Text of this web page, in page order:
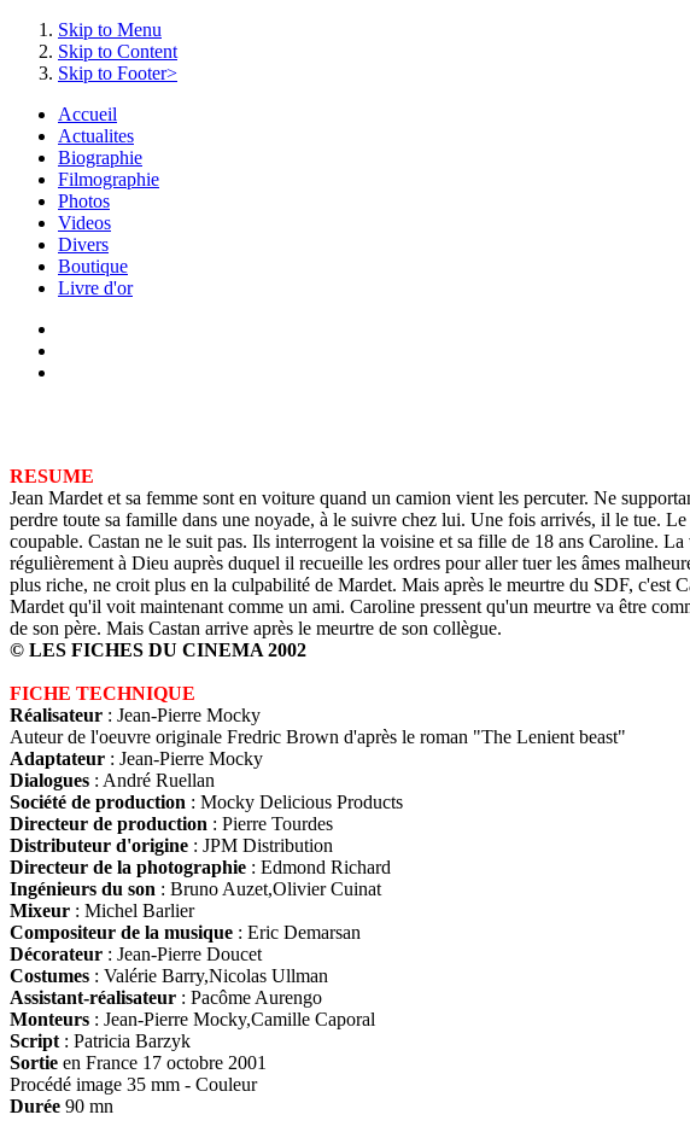
Skip to Menu
Skip to Content
Skip to Footer>
Accueil
Actualites
Biographie
Filmographie
Photos
Videos
Divers
Boutique
Livre d'or
RESUME
Jean Mardet et sa femme sont en voiture quand un camion vient les percuter. Ne
perdre toute sa famille dans une noyade, à le suivre chez lui. Une fois arrivés, il le tue.
coupable. Castan ne le suit pas. Ils interrogent la voisine et sa fille de 18 ans Caroline.
régulièrement à Dieu auprès duquel il recueille les ordres pour aller tuer les âmes
plus riche, ne croit plus en la culpabilité de Mardet. Mais après le meurtre du SDF, c'est
Mardet qu'il voit maintenant comme un ami. Caroline pressent qu'un meurtre va être
de son père. Mais Castan arrive après le meurtre de son collègue.
© LES FICHES DU CINEMA 2002
FICHE TECHNIQUE
Réalisateur : Jean-Pierre Mocky
Auteur de l'oeuvre originale Fredric Brown d'après le roman "The Lenient beast"
Adaptateur : Jean-Pierre Mocky
Dialogues : André Ruellan
Société de production : Mocky Delicious Products
Directeur de production : Pierre Tourdes
Distributeur d'origine : JPM Distribution
Directeur de la photographie : Edmond Richard
Ingénieurs du son : Bruno Auzet,Olivier Cuinat
Mixeur : Michel Barlier
Compositeur de la musique : Eric Demarsan
Décorateur : Jean-Pierre Doucet
Costumes : Valérie Barry,Nicolas Ullman
Assistant-réalisateur : Pacôme Aurengo
Monteurs : Jean-Pierre Mocky,Camille Caporal
Script : Patricia Barzyk
Sortie en France 17 octobre 2001
Procédé image 35 mm - Couleur
Durée 90 mn